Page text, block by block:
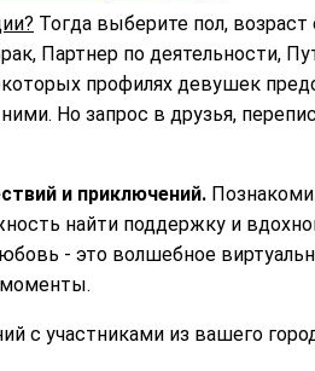
Тогда выберите пол,
Партнер по деятельности,
профилях девушек
Но запрос в друзья,
и приключений.
найти поддержку и
- это волшебное
моменты.
с участниками из вашего